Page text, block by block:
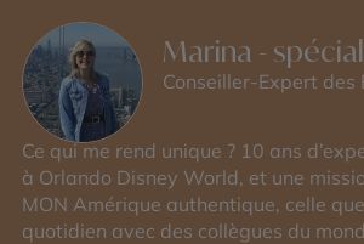
Marina -
Conseiller-Expert des
Ce qui me rend unique ? 10 ans
à Orlando Disney World, et une
MON Amérique authentique, celle
quotidien avec des collègues du